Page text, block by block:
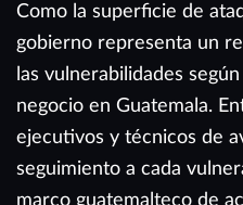
Como la superficie de
gobierno representa un
las vulnerabilidades
negocio en Guatemala.
ejecutivos y técnicos de
seguimiento a cada
marco guatemalteco de